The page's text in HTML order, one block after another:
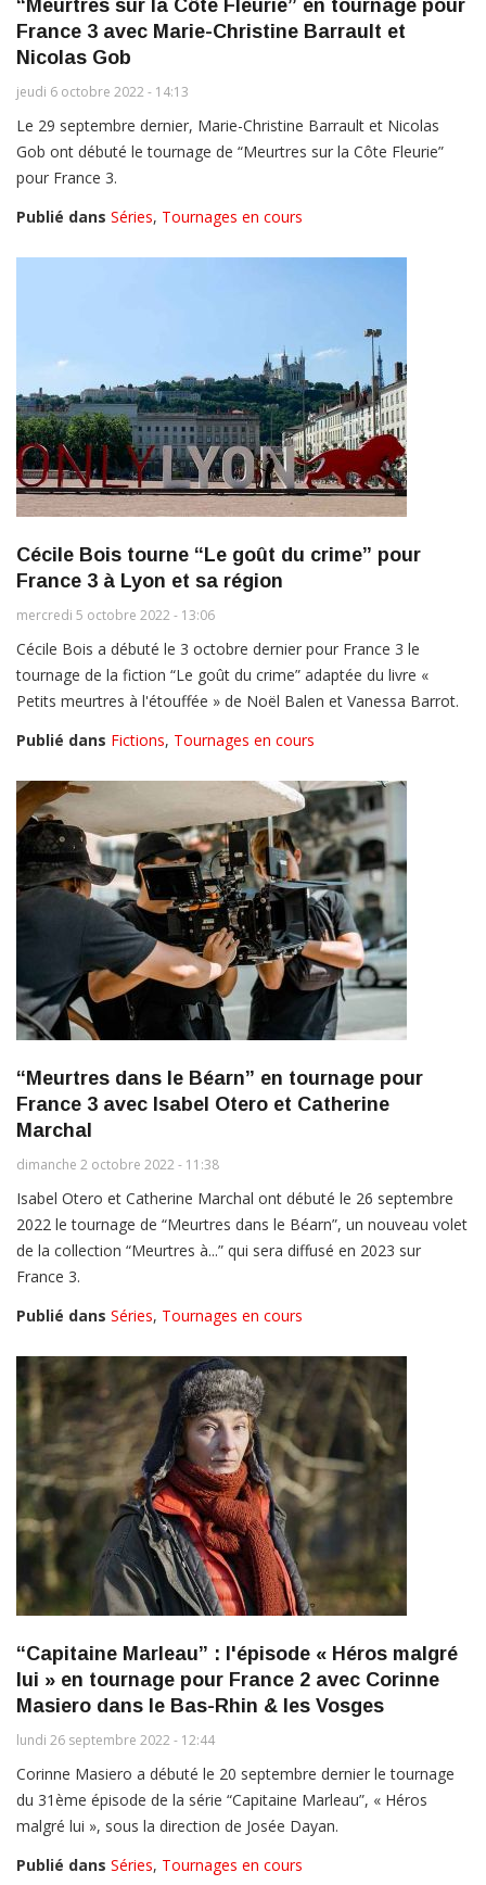
“Meurtres sur la Côte Fleurie” en tournage pour
France 3 avec Marie-Christine Barrault et
Nicolas Gob
jeudi 6 octobre 2022 - 14:13
Le 29 septembre dernier, Marie-Christine Barrault et Nicolas
Gob ont débuté le tournage de “Meurtres sur la Côte Fleurie”
pour France 3.
Publié dans Séries, Tournages en cours
Cécile Bois tourne “Le goût du crime” pour
France 3 à Lyon et sa région
mercredi 5 octobre 2022 - 13:06
Cécile Bois a débuté le 3 octobre dernier pour France 3 le
tournage de la fiction “Le goût du crime” adaptée du livre «
Petits meurtres à l'étouffée » de Noël Balen et Vanessa Barrot.
Publié dans Fictions, Tournages en cours
“Meurtres dans le Béarn” en tournage pour
France 3 avec Isabel Otero et Catherine
Marchal
dimanche 2 octobre 2022 - 11:38
Isabel Otero et Catherine Marchal ont débuté le 26 septembre
2022 le tournage de “Meurtres dans le Béarn”, un nouveau volet
de la collection “Meurtres à...” qui sera diffusé en 2023 sur
France 3.
Publié dans Séries, Tournages en cours
“Capitaine Marleau” : l'épisode « Héros malgré
lui » en tournage pour France 2 avec Corinne
Masiero dans le Bas-Rhin & les Vosges
lundi 26 septembre 2022 - 12:44
Corinne Masiero a débuté le 20 septembre dernier le tournage
du 31ème épisode de la série “Capitaine Marleau”, « Héros
malgré lui », sous la direction de Josée Dayan.
Publié dans Séries, Tournages en cours